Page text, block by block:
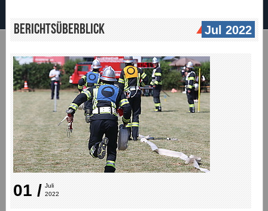
Berichtsüberblick Jul 2022
01 / Juli
2022